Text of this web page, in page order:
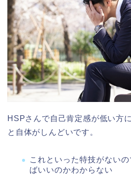
HSPさんで自己肯定感が低い方
と自体がしんどいです。
これといった特技がない
ばいいのかわからない